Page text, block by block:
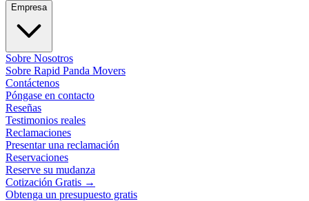
Empresa
Sobre Nosotros
Sobre Rapid Panda Movers
Contáctenos
Póngase en contacto
Reseñas
Testimonios reales
Reclamaciones
Presentar una reclamación
Reservaciones
Reserve su mudanza
Cotización Gratis →
Obtenga un presupuesto gratis